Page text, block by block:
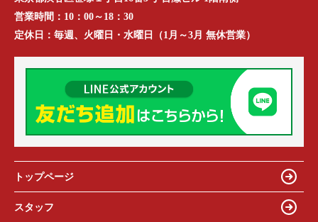
営業時間： 10：00～18：30
定休日： 毎週、火曜日・水曜日（1月～3月 無休営業）
トップページ
スタッフ